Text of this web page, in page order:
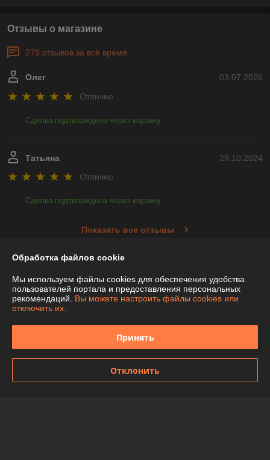
Отзывы о магазине
279 отзывов за всё время
03.07.2026
Олег
Отлично
Сделка подтверждена через корзину
29.10.2024
Татьяна
Отлично
Сделка подтверждена через корзину
Показать все отзывы
Контакты
Доставка и оплата
Полная версия сайта
Обработка файлов cookie
Мы используем файлы cookies для обеспечения удобства
пользователей портала и предоставления персональных
рекомендаций. Вы можете настроить файлы cookies или
отключить их.
Принять
Отклонить